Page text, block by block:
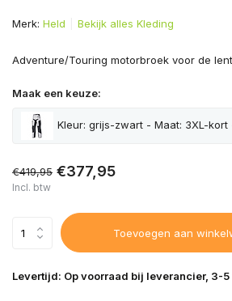
Merk: Held Bekijk alles Kleding
Adventure/Touring motorbroek voor de
Maak een keuze:
Kleur: grijs-zwart - Maat: 3XL-kort
€419,95 €377,95
Incl. btw
Toevoegen aan
Levertijd: Op voorraad bij leverancier, 3-